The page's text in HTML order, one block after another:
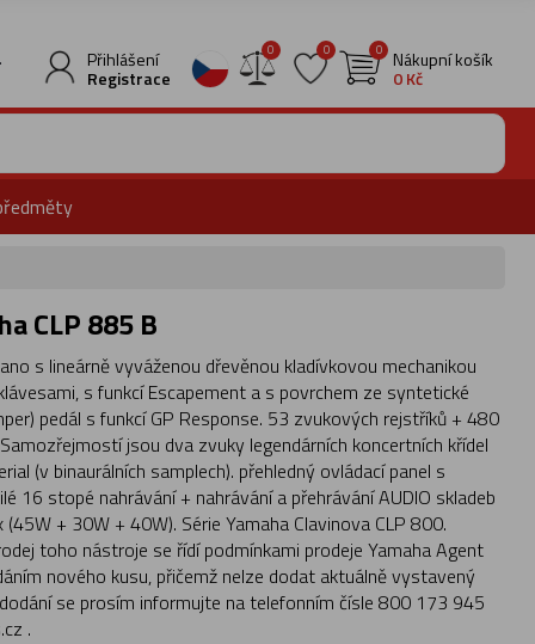
Přihlášení
Registrace
0 0 Nákupní košík
0 Kč
0
CLP 885 B
s lineárně vyváženou dřevěnou kladívkovou mechanikou
s funkcí Escapement a s povrchem ze syntetické
pedál s funkcí GP Response. 53 zvukových rejstříků + 480
jsou dva zvuky legendárních koncertních křídel
(v binaurálních samplech). přehledný ovládací panel s
16 stopé nahrávání + nahrávání a přehrávání AUDIO skladeb
+ 30W + 40W). Série Yamaha Clavinova CLP 800.
toho nástroje se řídí podmínkami prodeje Yamaha Agent
nového kusu, přičemž nelze dodat aktuálně vystavený
se prosím informujte na telefonním čísle 800 173 945
.